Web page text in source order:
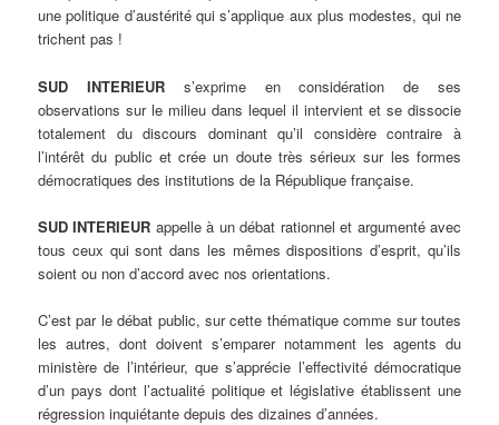
une politique d’austérité qui s’applique aux plus modestes, qui ne
trichent pas !
SUD INTERIEURs’exprime en considération de ses
observations sur le milieu dans lequel il intervient et se dissocie
totalement du discours dominant qu’il considère contraire à
l’intérêt du public et crée un doute très sérieux sur les formes
démocratiques des institutions de la République française.
SUD INTERIEUR appelle à un débat rationnel et argumenté avec
tous ceux qui sont dans les mêmes dispositions d’esprit, qu’ils
soient ou non d’accord avec nos orientations.
C’est par le débat public, sur cette thématique comme sur toutes
les autres, dont doivent s’emparer notamment les agents du
ministère de l’intérieur, que s’apprécie l’effectivité démocratique
d’un pays dont l’actualité politique et législative établissent une
régression inquiétante depuis des dizaines d’années.